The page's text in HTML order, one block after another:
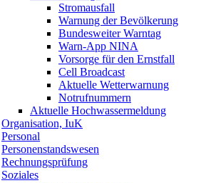
Stromausfall
Warnung der Bevölkerung
Bundesweiter Warntag
Warn-App NINA
Vorsorge für den Ernstfall
Cell Broadcast
Aktuelle Wetterwarnung
Notrufnummern
Aktuelle Hochwassermeldung
Organisation, IuK
Personal
Personenstandswesen
Rechnungsprüfung
Soziales